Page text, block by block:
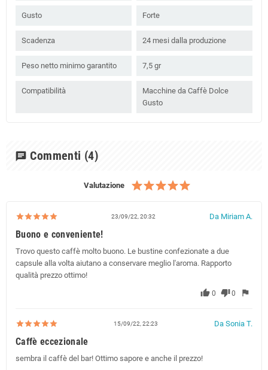
Gusto Forte
Scadenza 24 mesi dalla produzione
Peso netto minimo garantito 7,5 gr
Compatibilità
Macchine da Caffè Dolce
Gusto
chat Commenti (4)
Valutazione
23/09/22, 20:32 Da Miriam A.
Buono e conveniente!
Trovo questo caffè molto buono. Le bustine confezionate a due
capsule alla volta aiutano a conservare meglio l'aroma. Rapporto
qualità prezzo ottimo!
thumb_up 0 thumb_down0 flag
15/09/22, 22:23 Da Sonia T.
Caffè eccezionale
sembra il caffè del bar! Ottimo sapore e anche il prezzo!